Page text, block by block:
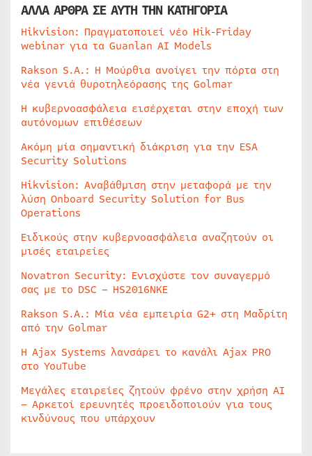
ΑΛΛΑ ΑΡΘΡΑ ΣΕ ΑΥΤΗ ΤΗΝ ΚΑΤΗΓΟΡΙΑ
Hikvision: Πραγματοποιεί νέο Hik-Friday
webinar για τα Guanlan AI Models
Rakson S.A.: Η Μούρθια ανοίγει την πόρτα στη
νέα γενιά θυροτηλεόρασης της Golmar
Η κυβερνοασφάλεια εισέρχεται στην εποχή των
αυτόνομων επιθέσεων
Ακόμη μία σημαντική διάκριση για την ESA
Security Solutions
Hikvision: Αναβάθμιση στην μεταφορά με την
λύση Onboard Security Solution for Bus
Operations
Ειδικούς στην κυβερνοασφάλεια αναζητούν οι
μισές εταιρείες
Novatron Security: Ενισχύστε τον συναγερμό
σας με το DSC – HS2016NKE
Rakson S.A.: Μία νέα εμπειρία G2+ στη Μαδρίτη
από την Golmar
Η Ajax Systems λανσάρει το κανάλι Ajax PRO
στο YouTube
Μεγάλες εταιρείες ζητούν φρένο στην χρήση AI
– Αρκετοί ερευνητές προειδοποιούν για τους
κινδύνους που υπάρχουν